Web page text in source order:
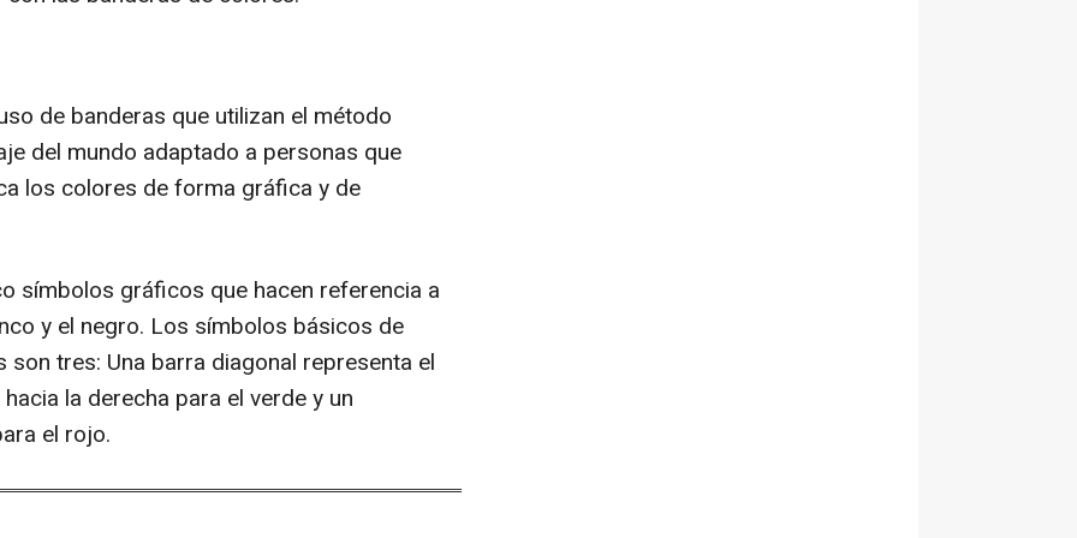
de banderas que utilizan el método
del mundo adaptado a personas que
los colores de forma gráfica y de
símbolos gráficos que hacen referencia a
y el negro. Los símbolos básicos de
tres: Una barra diagonal representa el
la derecha para el verde y un
el rojo.